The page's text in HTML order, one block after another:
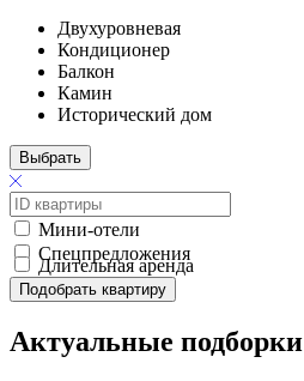
Двухуровневая
Кондиционер
Балкон
Камин
Исторический дом
Выбрать
Мини-отели
Спецпредложения
Длительная аренда
Подобрать квартиру
Актуальные подборки